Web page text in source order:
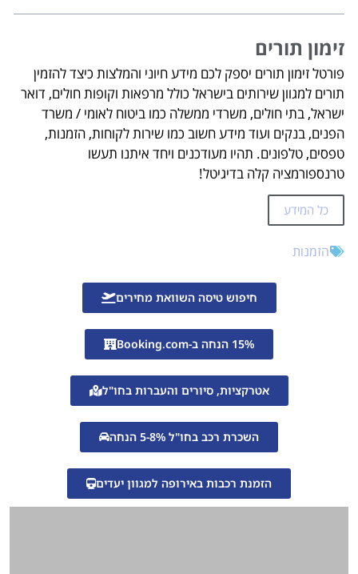
זימון תורים
פורטל זימון תורים יספק לכם מידע חיוני והמלצות כיצד להזמין
תורים למגוון שירותים בישראל כולל מרפאות וקופות חולים, דואר
ישראל, בתי חולים, משרדי ממשלה כמו ביטוח לאומי / משרד
הפנים, בנקים ועוד מידע חשוב כמו שירות לקוחות, הזמנות,
טפסים, טלפונים. תהיו מעודכנים ויחד איתנו תעשו
טרנספורמציה קלה בדיגיטל!
כל המידע
הזמנות
חיפוש טיסה השוואת מחירים
15% הנחה ב-Booking.com
אטרקציות, סיורים והעברות בחו"ל
השכרת רכב בחו"ל 5-8% הנחה
הזמנת רכבות באירופה למגוון יעדים